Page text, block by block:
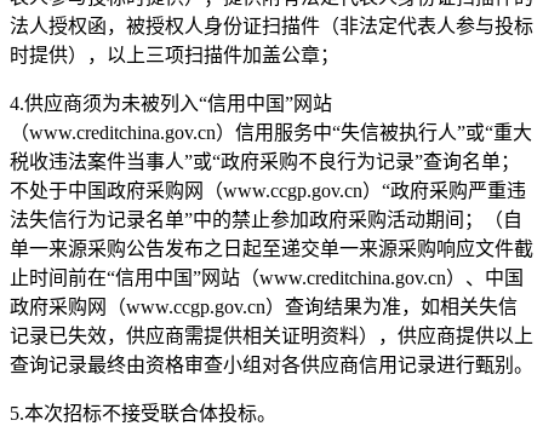
法人授权函，被授权人身份证扫描件（非法定代表人参与投标
时提供），以上三项扫描件加盖公章；
4.供应商须为未被列 入“信用中国”网站
（www.creditchina.gov.cn）信用服务中“失信被执行人”或“重大
税收违法案件当事人”或“政府采购不良行为记录”查询名单；
不处于中国政府采购网（www.ccgp.gov.cn）“政府采购严重违
法失信行为记录名单”中的禁止参加政府采购活动期间；
（自
单一来源采购公告发布之日起至递交单一来源采购响应文件截
止时间前在“信用中国”网站 （www.creditchina.gov.cn） 、中国
政府采购网
（www.ccgp.gov.cn） 查询结果为准，如相关失信
记录已失效，供应商需提供相关证明资料），供应商提供以上
查询记录最终由资格审查小组对各供应商信用记录进行甄别。
5.本次招标不接受联合体投标。